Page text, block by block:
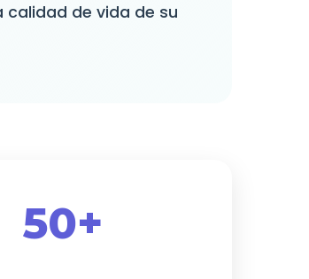
de vida de su
50+